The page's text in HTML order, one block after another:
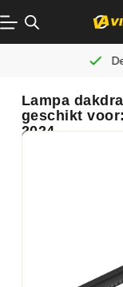
prijzen
Lampa
geschikt
2024